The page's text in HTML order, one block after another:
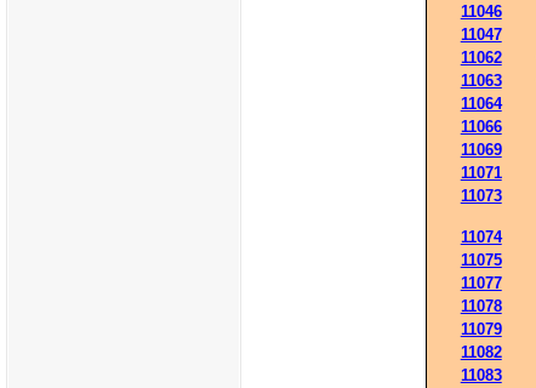
11046
11047
11062
11063
11064
11066
11069
11071
11073
11074
11075
11077
11078
11079
11082
11083